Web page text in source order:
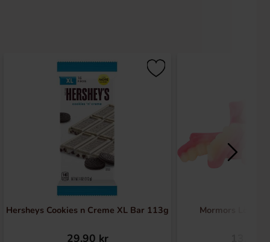
Hersheys Cookies n Creme XL Bar 113g
29.90 kr
Mormors